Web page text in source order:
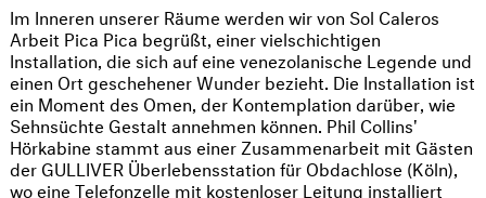
Im Inneren unserer Räume werden wir von Sol Caleros
Arbeit Pica Pica begrüßt, einer vielschichtigen
Installation, die sich auf eine venezolanische Legende und
einen Ort geschehener Wunder bezieht. Die Installation ist
ein Moment des Omen, der Kontemplation darüber, wie
Sehnsüchte Gestalt annehmen können. Phil Collins'
Hörkabine stammt aus einer Zusammenarbeit mit Gästen
der GULLIVER Überlebensstation für Obdachlose (Köln),
wo eine Telefonzelle mit kostenloser Leitung installiert